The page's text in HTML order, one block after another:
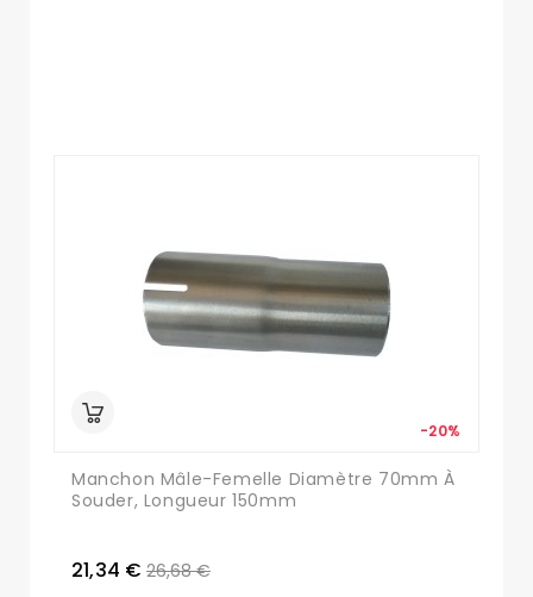
Manchon Mâle-Femelle Diamètre 70mm À
Souder, Longueur 150mm
21,34 €
-20%
26,68 €